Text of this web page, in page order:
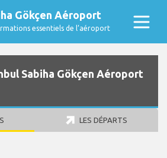
Gökçen Aéroport
essentiels de l’aéroport
Sabiha Gökçen Aéroport
LES DÉPARTS